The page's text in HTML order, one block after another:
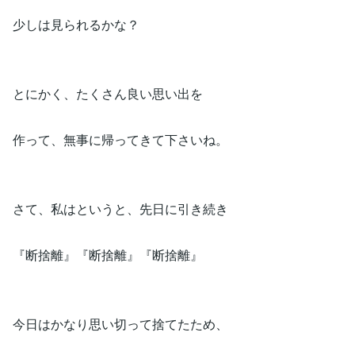
少しは見られるかな？
とにかく、たくさん良い思い出を
作って、無事に帰ってきて下さいね。
さて、私はというと、先日に引き続き
『断捨離』『断捨離』『断捨離』
今日はかなり思い切って捨てたため、